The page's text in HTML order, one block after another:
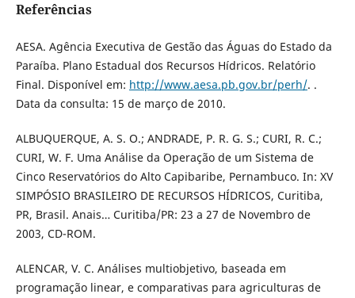
Referências
AESA. Agência Executiva de Gestão das Águas do Estado da
Paraíba. Plano Estadual dos Recursos Hídricos. Relatório
Final. Disponível em: http://www.aesa.pb.gov.br/perh/. .
Data da consulta: 15 de março de 2010.
ALBUQUERQUE, A. S. O.; ANDRADE, P. R. G. S.; CURI, R. C.;
CURI, W. F. Uma Análise da Operação de um Sistema de
Cinco Reservatórios do Alto Capibaribe, Pernambuco. In: XV
SIMPÓSIO BRASILEIRO DE RECURSOS HÍDRICOS, Curitiba,
PR, Brasil. Anais… Curitiba/PR: 23 a 27 de Novembro de
2003, CD-ROM.
ALENCAR, V. C. Análises multiobjetivo, baseada em
programação linear, e comparativas para agriculturas de